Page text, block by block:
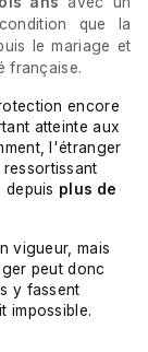
que la
le mariage et
française.
encore
atteinte aux
l'étranger
depuis plus de
vigueur, mais
peut donc
y fassent
impossible.